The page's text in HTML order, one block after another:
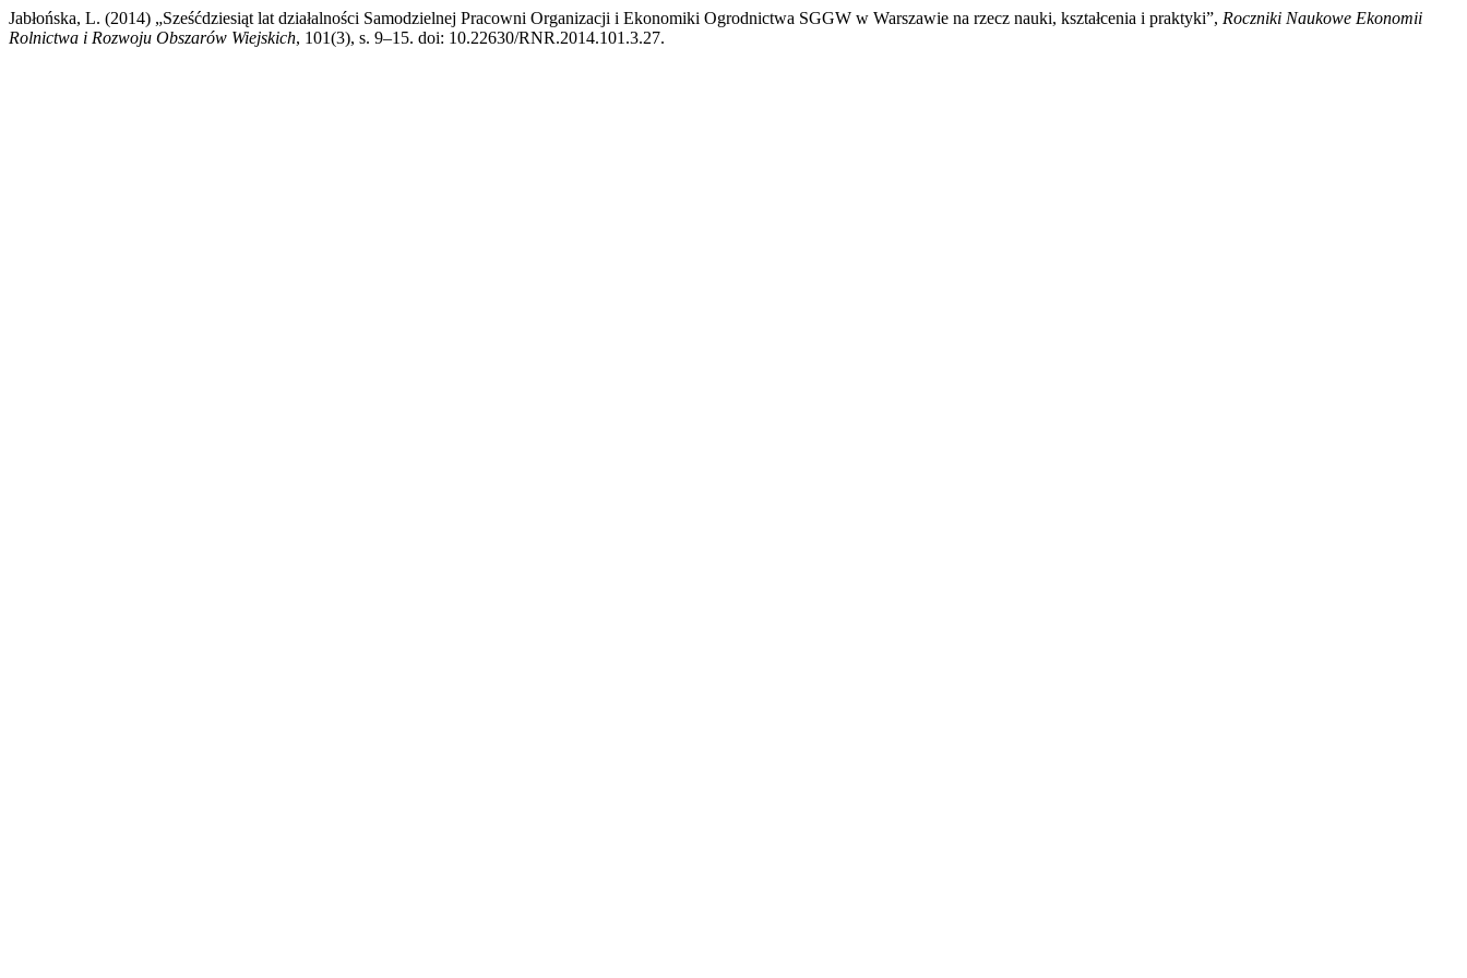
Jabłońska, L. (2014) „Sześćdziesiąt lat działalności Samodzielnej Pracowni Organizacji i Ekonomiki Ogrodnictwa SGGW w Warszawie na rzecz nauki, kształcenia i praktyki”, Roczniki Naukowe Ekonomii
Rolnictwa i Rozwoju Obszarów Wiejskich, 101(3), s. 9–15. doi: 10.22630/RNR.2014.101.3.27.